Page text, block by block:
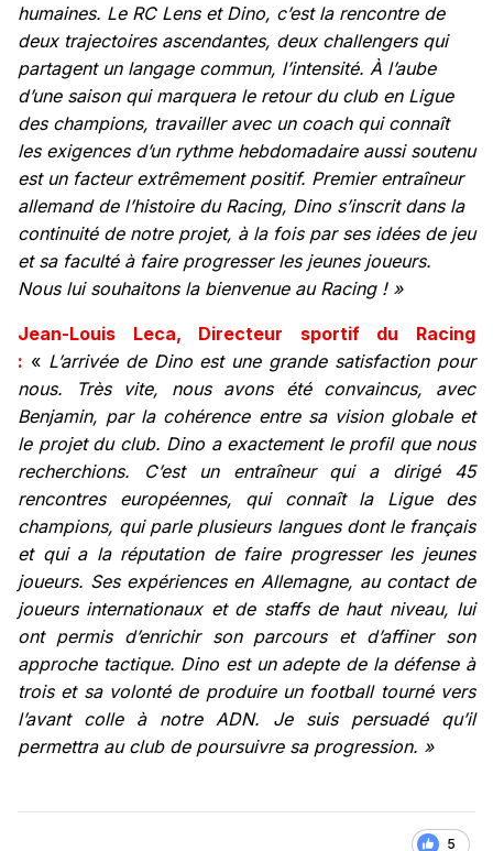
humaines. Le RC Lens et Dino, c’est la rencontre de
deux trajectoires ascendantes, deux challengers qui
partagent un langage commun, l’intensité. À l’aube
d’une saison qui marquera le retour du club en Ligue
des champions, travailler avec un coach qui connaît
les exigences d’un rythme hebdomadaire aussi soutenu
est un facteur extrêmement positif. Premier entraîneur
allemand de l’histoire du Racing, Dino s’inscrit dans la
continuité de notre projet, à la fois par ses idées de jeu
et sa faculté à faire progresser les jeunes joueurs.
Nous lui souhaitons la bienvenue au Racing ! »
Jean-Louis Leca, Directeur sportif du Racing
: « L’arrivée de Dino est une grande satisfaction pour
nous. Très vite, nous avons été convaincus, avec
Benjamin, par la cohérence entre sa vision globale et
le projet du club. Dino a exactement le profil que nous
recherchions. C’est un entraîneur qui a dirigé 45
rencontres européennes, qui connaît la Ligue des
champions, qui parle plusieurs langues dont le français
et qui a la réputation de faire progresser les jeunes
joueurs. Ses expériences en Allemagne, au contact de
joueurs internationaux et de staffs de haut niveau, lui
ont permis d’enrichir son parcours et d’affiner son
approche tactique. Dino est un adepte de la défense à
trois et sa volonté de produire un football tourné vers
l’avant colle à notre ADN. Je suis persuadé qu’il
permettra au club de poursuivre sa progression. »
5